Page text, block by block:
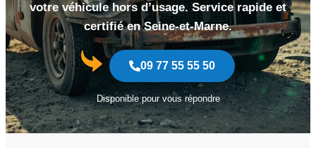
votre véhicule hors d’usage. Service rapide et
certifié en Seine-et-Marne.
09 77 55 55 50
Disponible pour vous répondre